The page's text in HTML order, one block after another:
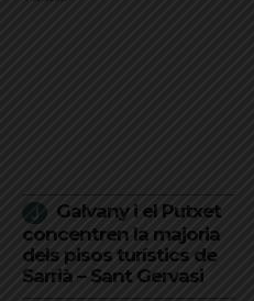
Galvany i el Putxet
concentren la majoria
dels pisos turístics de
Sarrià – Sant Gervasi